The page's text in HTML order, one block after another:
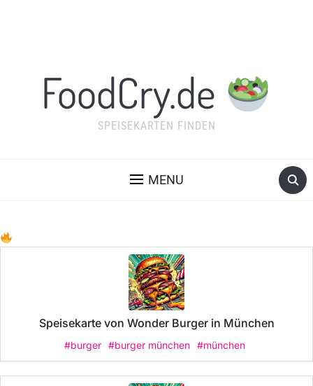
FoodCry.de
SPEISEKARTEN FINDEN
MENU
Speisekarte von Wonder Burger in München
#burger #burger münchen #münchen